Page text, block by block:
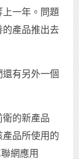
一年。問題
的產品推出去
有另外一個
的新產品
產品所使用的
網應用